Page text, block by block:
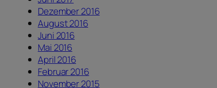
Dezember 2016
August 2016
Juni 2016
Mai 2016
April 2016
Februar 2016
November 2015